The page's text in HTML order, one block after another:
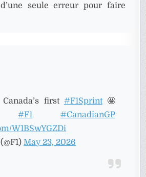
seule erreur pour faire
first #F1Sprint🤩
#F1
#CanadianGP
W1BSwYGZDi
May 23, 2026